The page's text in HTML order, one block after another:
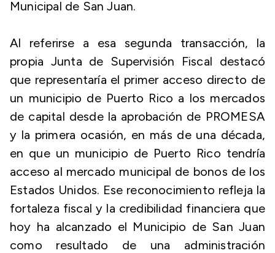
Municipal de San Juan.
Al referirse a esa segunda transacción, la
propia Junta de Supervisión Fiscal destacó
que representaría el primer acceso directo de
un municipio de Puerto Rico a los mercados
de capital desde la aprobación de PROMESA
y la primera ocasión, en más de una década,
en que un municipio de Puerto Rico tendría
acceso al mercado municipal de bonos de los
Estados Unidos. Ese reconocimiento refleja la
fortaleza fiscal y la credibilidad financiera que
hoy ha alcanzado el Municipio de San Juan
como resultado de una administración